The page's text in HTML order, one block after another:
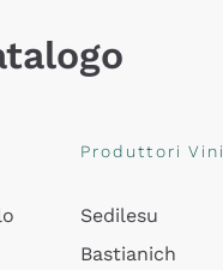
Produttori Vini
Sedilesu
Bastianich